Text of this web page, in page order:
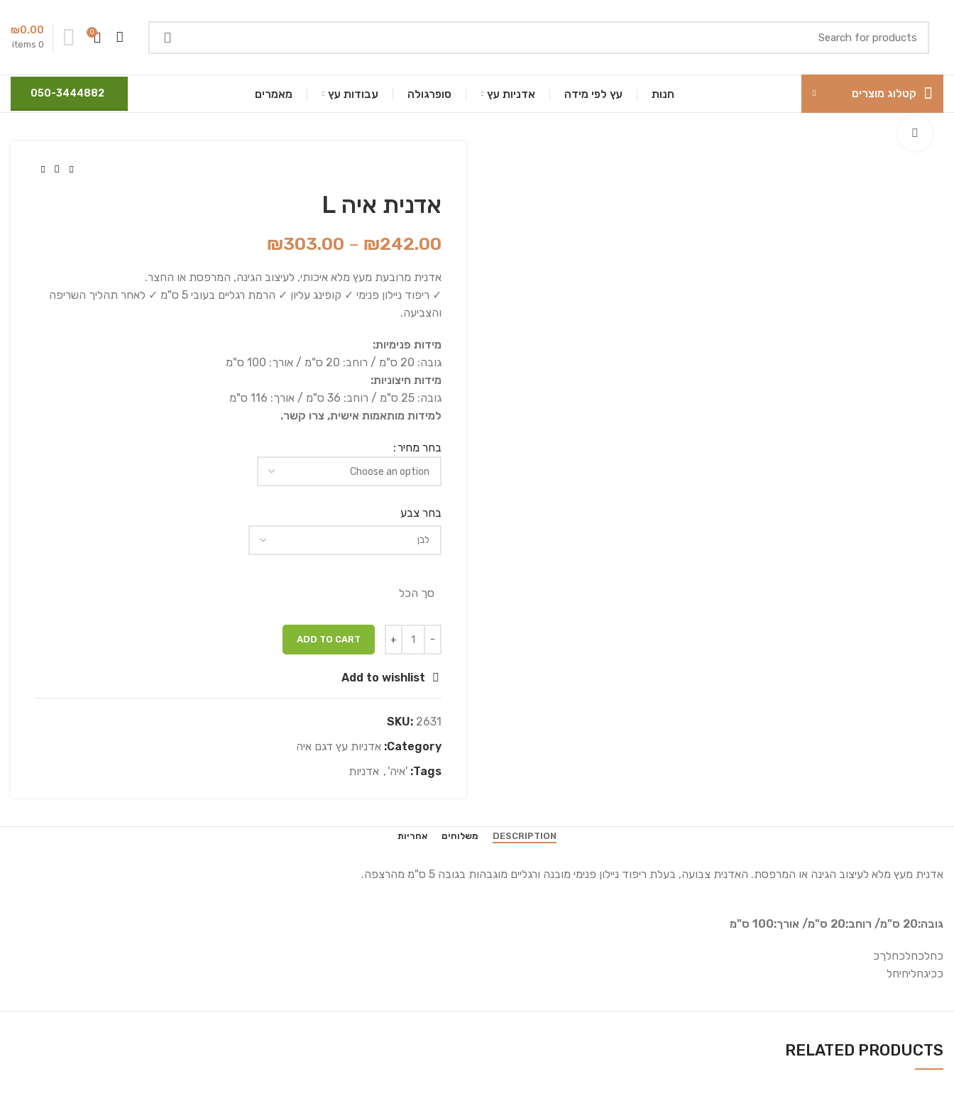
0
0
items
₪0.00
קטלוג מוצרים חנות עץ לפי מידה אדניות עץ סופרגולה עבודות עץ מאמרים 050-3444882
אדנית איה L
₪242.00
–
₪303.00
אדנית מרובעת מעץ מלא איכותי, לעיצוב הגינה, המרפסת או החצר.
✓ ריפוד ניילון פנימי ✓ קופינג עליון ✓ הרמת רגליים בעובי 5 ס"מ ✓ לאחר תהליך השריפה
והצביעה.
מידות פנימיות:
גובה: 20 ס"מ / רוחב: 20 ס"מ / אורך: 100 ס"מ
מידות חיצוניות:
גובה: 25 ס"מ / רוחב: 36 ס"מ / אורך: 116 ס"מ
למידות מותאמות אישית, צרו קשר.
בחר מחיר
בחר צבע
סך הכל
ADD TO CART
Add to wishlist
SKU: 2631
Category: אדניות עץ דגם איה
Tags: 'איה' , אדניות
DESCRIPTION משלוחים אחריות
אדנית מעץ מלא לעיצוב הגינה או המרפסת. האדנית צבועה, בעלת ריפוד ניילון פנימי מובנה ורגליים מוגבהות בגובה 5 ס"מ מהרצפה.
גובה:20 ס"מ/ רוחב:20 ס"מ/ אורך:100 ס"מ
כחלכחלכחלךכ
ככיגחליחיחל
RELATED PRODUCTS